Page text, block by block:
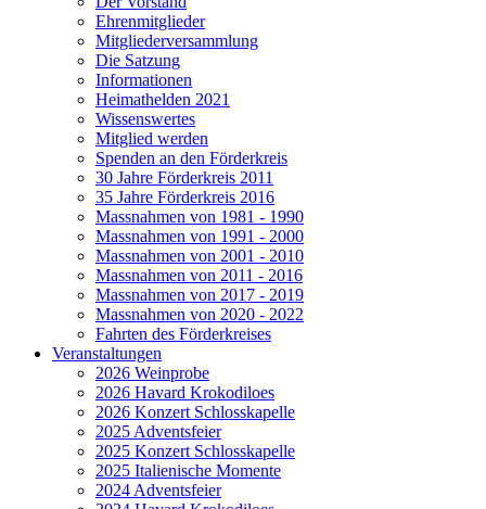
Ehrenmitglieder
Mitgliederversammlung
Die Satzung
Informationen
Heimathelden 2021
Wissenswertes
Mitglied werden
Spenden an den Förderkreis
30 Jahre Förderkreis 2011
35 Jahre Förderkreis 2016
Massnahmen von 1981 - 1990
Massnahmen von 1991 - 2000
Massnahmen von 2001 - 2010
Massnahmen von 2011 - 2016
Massnahmen von 2017 - 2019
Massnahmen von 2020 - 2022
Fahrten des Förderkreises
Veranstaltungen
2026 Weinprobe
2026 Havard Krokodiloes
2026 Konzert Schlosskapelle
2025 Adventsfeier
2025 Konzert Schlosskapelle
2025 Italienische Momente
2024 Adventsfeier